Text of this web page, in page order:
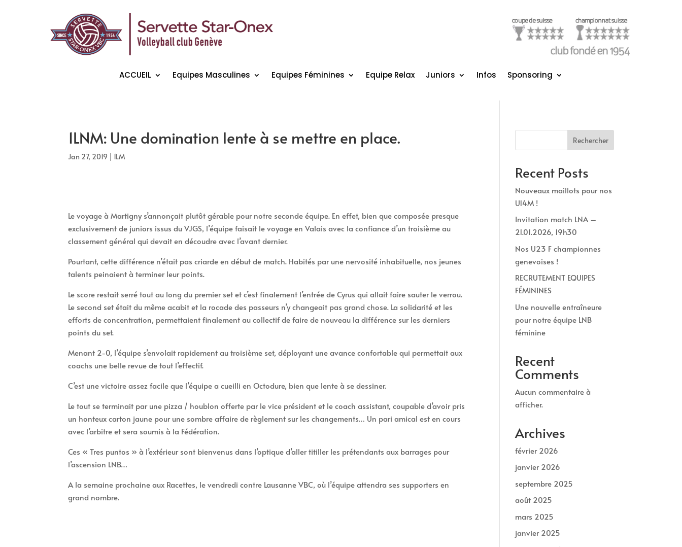
ACCUEIL Equipes Masculines Equipes Féminines Equipe Relax Juniors Infos Sponsoring
1LNM: Une domination lente à se mettre en place.
Jan 27, 2019 | 1LM
Le voyage à Martigny s’annonçait plutôt gérable pour notre seconde équipe. En effet, bien que composée presque
exclusivement de juniors issus du VJGS, l’équipe faisait le voyage en Valais avec la confiance d’un troisième au
classement général qui devait en découdre avec l’avant dernier.
Pourtant, cette différence n’était pas criarde en début de match. Habités par une nervosité inhabituelle, nos jeunes
talents peinaient à terminer leur points.
Le score restait serré tout au long du premier set et c’est finalement l’entrée de Cyrus qui allait faire sauter le verrou.
Le second set était du même acabit et la rocade des passeurs n’y changeait pas grand chose. La solidarité et les
efforts de concentration, permettaient finalement au collectif de faire de nouveau la différence sur les derniers
points du set.
Menant 2-0, l’équipe s’envolait rapidement au troisième set, déployant une avance confortable qui permettait aux
coachs une belle revue de tout l’effectif.
C’est une victoire assez facile que l’équipe a cueilli en Octodure, bien que lente à se dessiner.
Le tout se terminait par une pizza / houblon offerte par le vice président et le coach assistant, coupable d’avoir pris
un honteux carton jaune pour une sombre affaire de règlement sur les changements… Un pari amical est en cours
avec l’arbitre et sera soumis à la Fédération.
Ces « Tres puntos » à l’extérieur sont bienvenus dans l’optique d’aller titiller les prétendants aux barrages pour
l’ascension LNB…
A la semaine prochaine aux Racettes, le vendredi contre Lausanne VBC, où l’équipe attendra ses supporters en
grand nombre.
Rechercher
Recent Posts
Nouveaux maillots pour nos
U14M !
Invitation match LNA –
21.01.2026, 19h30
Nos U23 F championnes
genevoises !
RECRUTEMENT EQUIPES
FÉMININES
Une nouvelle entraîneure
pour notre équipe LNB
féminine
Recent
Comments
Aucun commentaire à
afficher.
Archives
février 2026
janvier 2026
septembre 2025
août 2025
mars 2025
janvier 2025